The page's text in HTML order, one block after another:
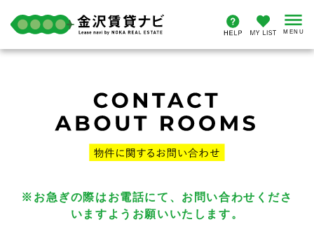
※お急ぎの際はお電話にて、お問い合わせくださ
いますようお願いいたします。